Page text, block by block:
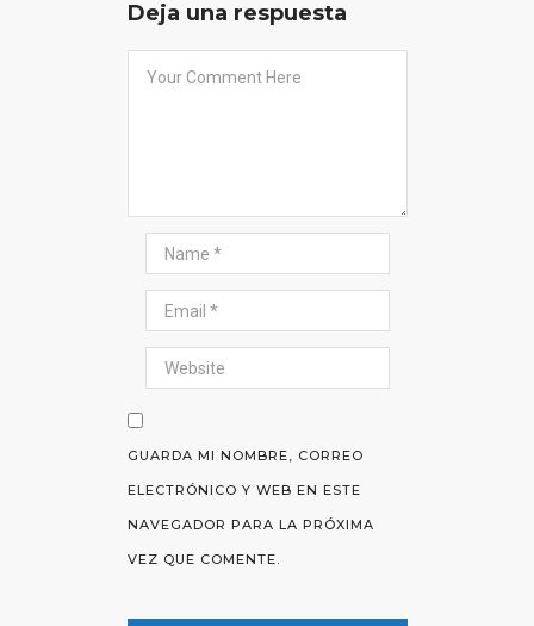
Deja una respuesta
GUARDA MI NOMBRE, CORREO
ELECTRÓNICO Y WEB EN ESTE
NAVEGADOR PARA LA PRÓXIMA
VEZ QUE COMENTE.